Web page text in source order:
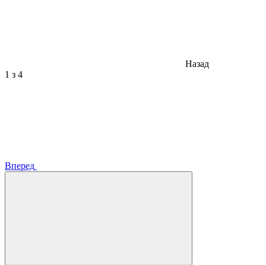
Назад
1 з 4
Вперед